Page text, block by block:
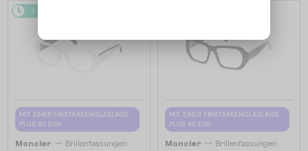
2-4 WERKTAGE
MIT EINER EINSTÄRKENGLASLINSE
PLUS 65 EUR
Moncler — Brillenfassungen
MIT EINER EINSTÄRKENGLASLINSE
PLUS 65 EUR
Moncler — Brillenfassungen